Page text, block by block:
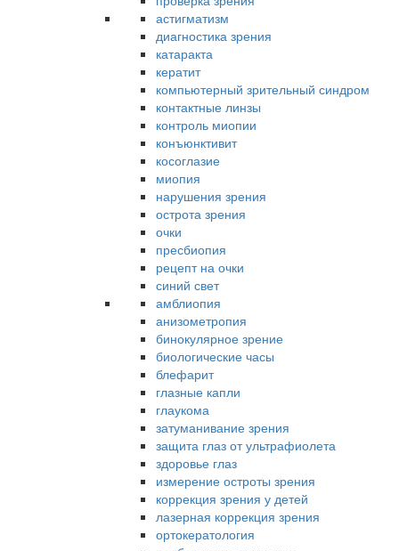
астигматизм
диагностика зрения
катаракта
кератит
компьютерный зрительный синдром
контактные линзы
контроль миопии
конъюнктивит
косоглазие
миопия
нарушения зрения
острота зрения
очки
пресбиопия
рецепт на очки
синий свет
амблиопия
анизометропия
бинокулярное зрение
биологические часы
блефарит
глазные капли
глаукома
затуманивание зрения
защита глаз от ультрафиолета
здоровье глаз
измерение остроты зрения
коррекция зрения у детей
лазерная коррекция зрения
ортокератология